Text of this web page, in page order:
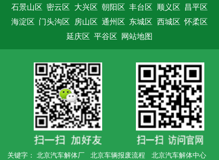
石景山区 密云区 大兴区 朝阳区 丰台区 顺义区 昌平区
海淀区 门头沟区 房山区 通州区 东城区 西城区 怀柔区
延庆区 平谷区 网站地图
关键字： 北京汽车解体厂 北京车辆报废流程
北京汽车解体中心